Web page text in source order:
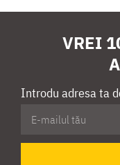
VREI
Introdu adresa ta